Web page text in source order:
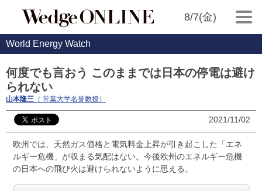
8/7(金)
World Energy Watch
何度でも言おう このままでは日本の停電は避け
られない
山本隆三 （ 常葉大学名誉教授）
2021/11/02
欧州では、天然ガス価格と電気料金上昇が引き起こした「エネ
ルギー危機」が収まる気配はない。今後欧州のエネルギー危機
の日本への飛び火は避けられないように思える。